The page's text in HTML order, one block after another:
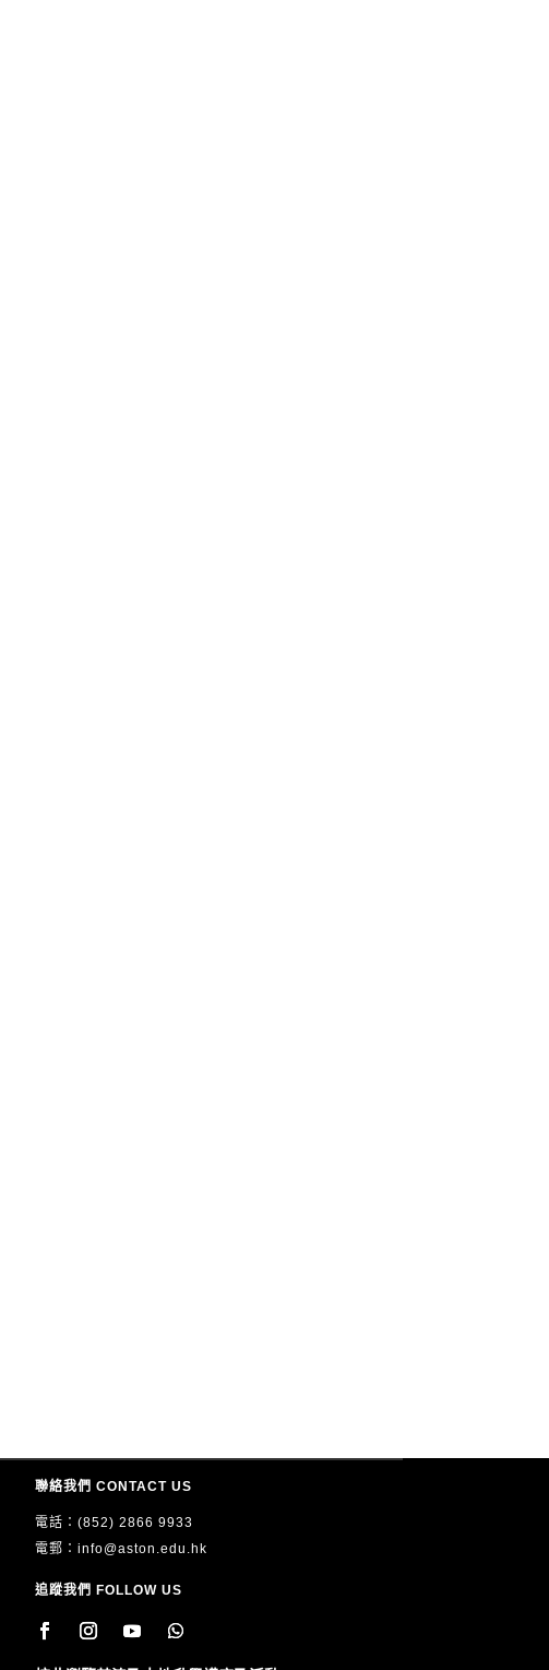
聯絡我們 CONTACT US
電話：(852) 2866 9933
電郵： info@aston.edu.hk
追蹤我們 FOLLOW US